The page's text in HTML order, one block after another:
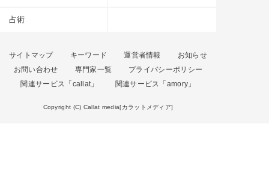
占術
サイトマップ キーワード 運営者情報
お知らせ
お問い合わせ
専門家一覧
プライバシーポリシー
関連サービス「callat」
関連サービス「amory」
Copyright (C) Callat media[カラットメディア]